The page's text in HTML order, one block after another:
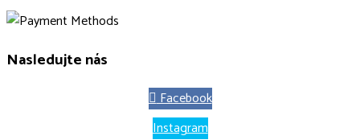
Nasledujte nás
Facebook
Instagram